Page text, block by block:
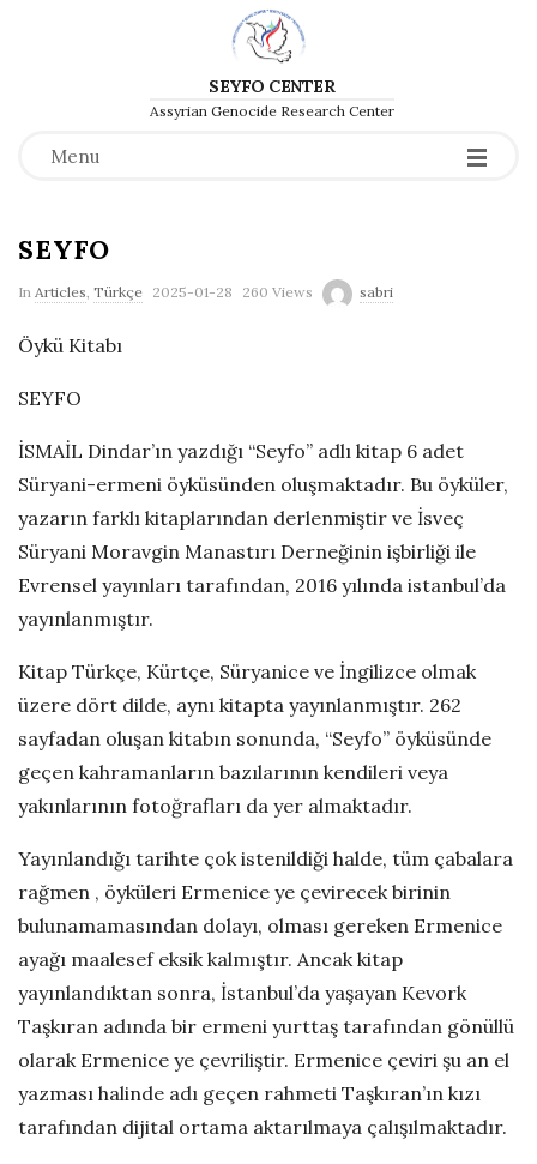
SEYFO CENTER
Assyrian Genocide Research Center
Menu
SEYFO
In Articles, Türkçe P
s
h
D
a
t
2025-01-28 260 Views sabri
Öykü Kitabı
SEYFO
İSMAİL Dindar’ın yazdığı “Seyfo” adlı kitap 6 adet
Süryani-ermeni öyküsünden oluşmaktadır. Bu öyküler,
yazarın farklı kitaplarından derlenmiştir ve İsveç
Süryani Moravgin Manastırı Derneğinin işbirliği ile
Evrensel yayınları tarafından, 2016 yılında istanbul’da
yayınlanmıştır.
Kitap Türkçe, Kürtçe, Süryanice ve İngilizce olmak
üzere dört dilde, aynı kitapta yayınlanmıştır. 262
sayfadan oluşan kitabın sonunda, “Seyfo” öyküsünde
geçen kahramanların bazılarının kendileri veya
yakınlarının fotoğrafları da yer almaktadır.
Yayınlandığı tarihte çok istenildiği halde, tüm çabalara
rağmen , öyküleri Ermenice ye çevirecek birinin
bulunamamasından dolayı, olması gereken Ermenice
ayağı maalesef eksik kalmıştır. Ancak kitap
yayınlandıktan sonra, İstanbul’da yaşayan Kevork
Taşkıran adında bir ermeni yurttaş tarafından gönüllü
olarak Ermenice ye çevriliştir. Ermenice çeviri şu an el
yazması halinde adı geçen rahmeti Taşkıran’ın kızı
tarafından dijital ortama aktarılmaya çalışılmaktadır.